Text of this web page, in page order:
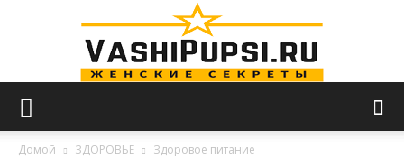
Домой ЗДОРОВЬЕ Здоровое питание